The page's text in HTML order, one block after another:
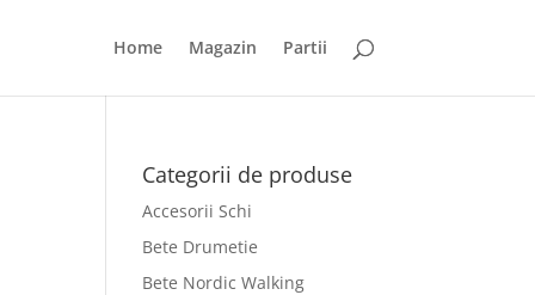
Home Magazin Partii
Categorii de produse
Accesorii Schi
Bete Drumetie
Bete Nordic Walking